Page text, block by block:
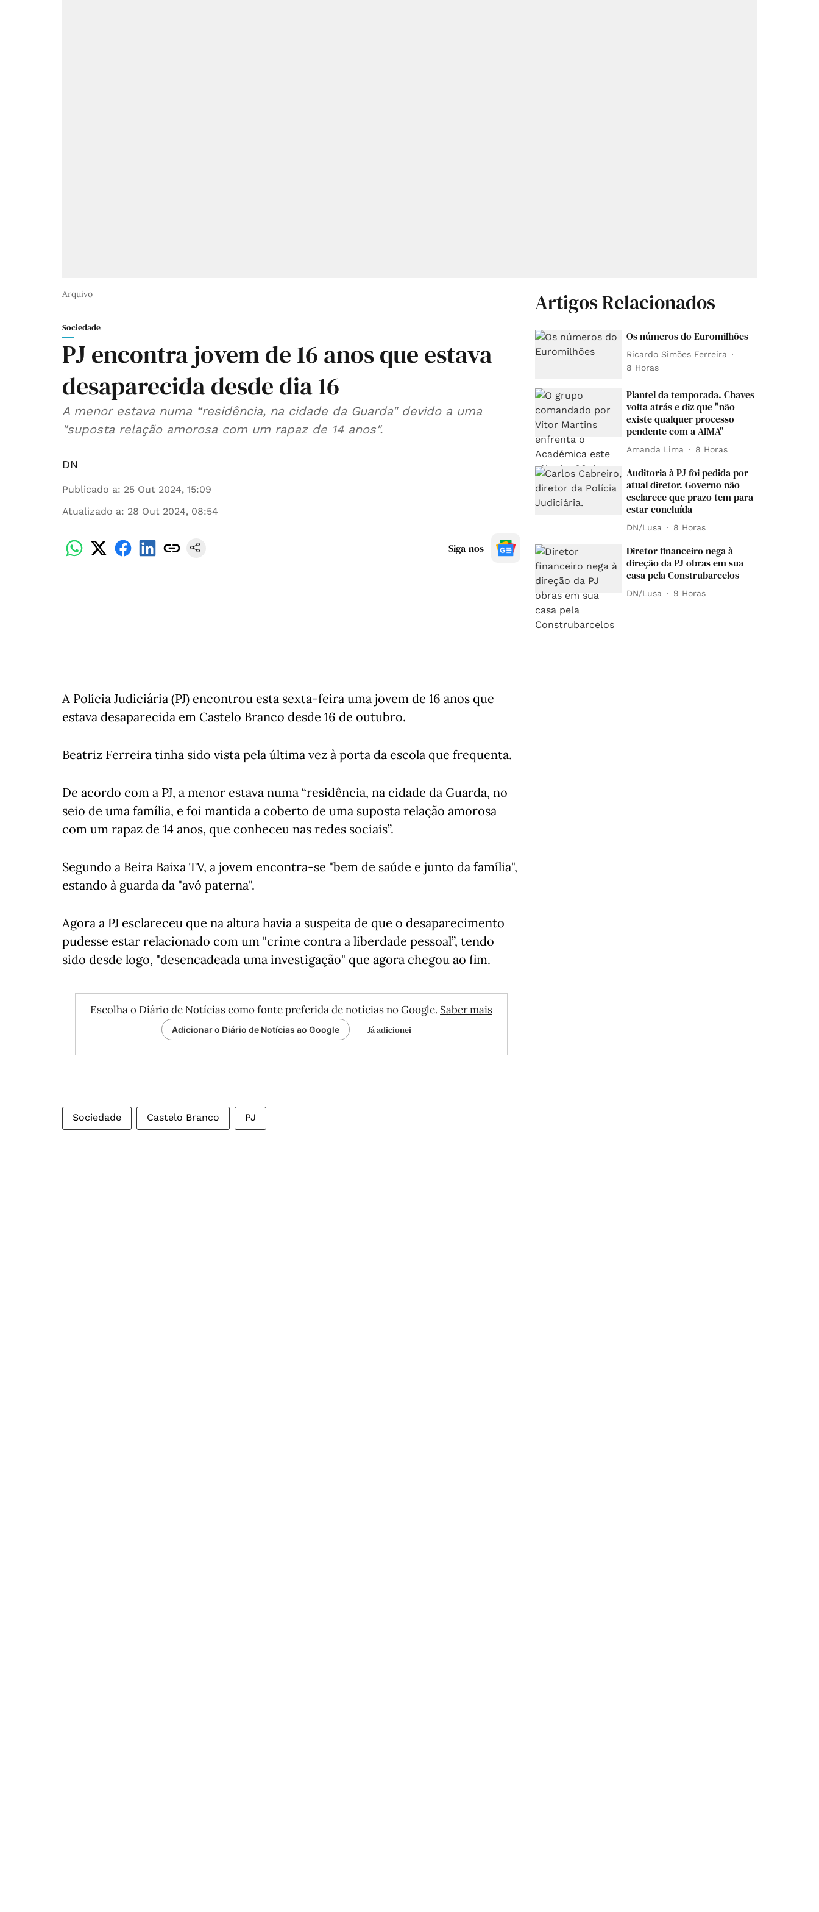
Arquivo
Sociedade
PJ encontra jovem de 16 anos que estava
desaparecida desde dia 16
A menor estava numa “residência, na cidade da Guarda" devido a uma
"suposta relação amorosa com um rapaz de 14 anos".
DN
Publicado a: 25 Out 2024, 15:09
Atualizado a: 28 Out 2024, 08:54
Siga-nos
A Polícia Judiciária (PJ) encontrou esta sexta-feira uma jovem de 16 anos que
estava desaparecida em Castelo Branco desde 16 de outubro.
Beatriz Ferreira tinha sido vista pela última vez à porta da escola que frequenta.
De acordo com a PJ, a menor estava numa “residência, na cidade da Guarda, no
seio de uma família, e foi mantida a coberto de uma suposta relação amorosa
com um rapaz de 14 anos, que conheceu nas redes sociais”.
Segundo a Beira Baixa TV, a jovem encontra-se "bem de saúde e junto da família",
estando à guarda da "avó paterna".
Agora a PJ esclareceu que na altura havia a suspeita de que o desaparecimento
pudesse estar relacionado com um "crime contra a liberdade pessoal”, tendo
sido desde logo, "desencadeada uma investigação" que agora chegou ao fim.
Escolha o Diário de Notícias como fonte preferida de notícias no Google. Saber mais
Adicionar o Diário de Notícias ao Google Já adicionei
Sociedade Castelo Branco PJ
Artigos Relacionados
Os números do Euromilhões
Ricardo Simões Ferreira
8 Horas
Plantel da temporada. Chaves
volta atrás e diz que "não
existe qualquer processo
pendente com a AIMA"
Amanda Lima 8 Horas
Auditoria à PJ foi pedida por
atual diretor. Governo não
esclarece que prazo tem para
estar concluída
DN/Lusa 8 Horas
Diretor financeiro nega à
direção da PJ obras em sua
casa pela Construbarcelos
DN/Lusa 9 Horas